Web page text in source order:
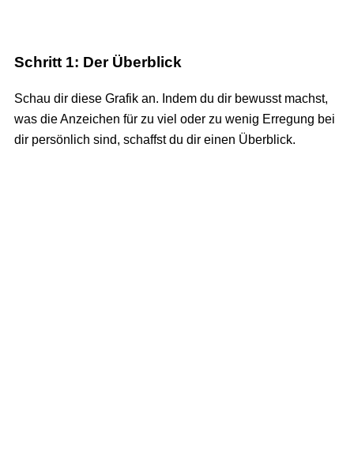
Schritt 1: Der Überblick
Schau dir diese Grafik an. Indem du dir bewusst machst,
was die Anzeichen für zu viel oder zu wenig Erregung bei
dir persönlich sind, schaffst du dir einen Überblick.